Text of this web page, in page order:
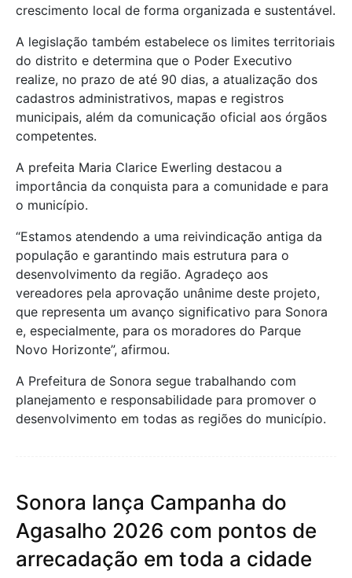
crescimento local de forma organizada e sustentável.
A legislação também estabelece os limites territoriais
do distrito e determina que o Poder Executivo
realize, no prazo de até 90 dias, a atualização dos
cadastros administrativos, mapas e registros
municipais, além da comunicação oficial aos órgãos
competentes.
A prefeita Maria Clarice Ewerling destacou a
importância da conquista para a comunidade e para
o município.
“Estamos atendendo a uma reivindicação antiga da
população e garantindo mais estrutura para o
desenvolvimento da região. Agradeço aos
vereadores pela aprovação unânime deste projeto,
que representa um avanço significativo para Sonora
e, especialmente, para os moradores do Parque
Novo Horizonte”, afirmou.
A Prefeitura de Sonora segue trabalhando com
planejamento e responsabilidade para promover o
desenvolvimento em todas as regiões do município.
Sonora lança Campanha do
Agasalho 2026 com pontos de
arrecadação em toda a cidade